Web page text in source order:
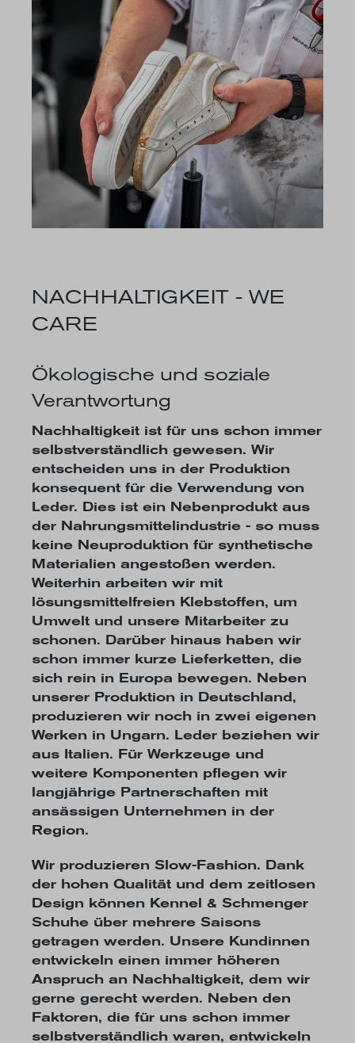
NACHHALTIGKEIT - WE
CARE
Ökologische und soziale
Verantwortung
Nachhaltigkeit ist für uns schon immer
selbstverständlich gewesen. Wir
entscheiden uns in der Produktion
konsequent für die Verwendung von
Leder. Dies ist ein Nebenprodukt aus
der Nahrungsmittelindustrie - so muss
keine Neuproduktion für synthetische
Materialien angestoßen werden.
Weiterhin arbeiten wir mit
lösungsmittelfreien Klebstoffen, um
Umwelt und unsere Mitarbeiter zu
schonen. Darüber hinaus haben wir
schon immer kurze Lieferketten, die
sich rein in Europa bewegen. Neben
unserer Produktion in Deutschland,
produzieren wir noch in zwei eigenen
Werken in Ungarn. Leder beziehen wir
aus Italien. Für Werkzeuge und
weitere Komponenten pflegen wir
langjährige Partnerschaften mit
ansässigen Unternehmen in der
Region.
Wir produzieren Slow-Fashion. Dank
der hohen Qualität und dem zeitlosen
Design können Kennel & Schmenger
Schuhe über mehrere Saisons
getragen werden. Unsere Kundinnen
entwickeln einen immer höheren
Anspruch an Nachhaltigkeit, dem wir
gerne gerecht werden. Neben den
Faktoren, die für uns schon immer
selbstverständlich waren, entwickeln